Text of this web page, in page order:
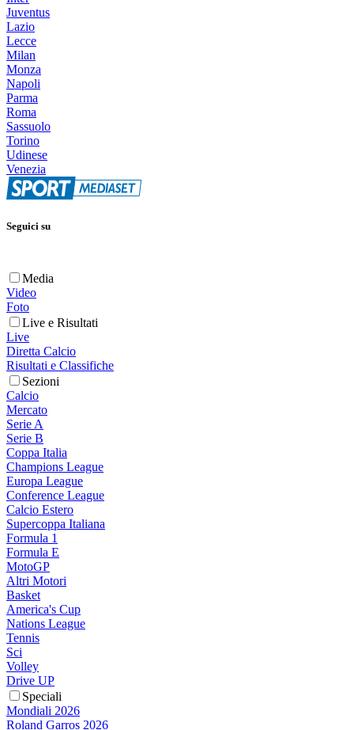
Juventus
Lazio
Lecce
Milan
Monza
Napoli
Parma
Roma
Sassuolo
Torino
Udinese
Venezia
Seguici su
Media
Video
Foto
Live e Risultati
Live
Diretta Calcio
Risultati e Classifiche
Sezioni
Calcio
Mercato
Serie A
Serie B
Coppa Italia
Champions League
Europa League
Conference League
Calcio Estero
Supercoppa Italiana
Formula 1
Formula E
MotoGP
Altri Motori
Basket
America's Cup
Nations League
Tennis
Sci
Volley
Drive UP
Speciali
Mondiali 2026
Roland Garros 2026